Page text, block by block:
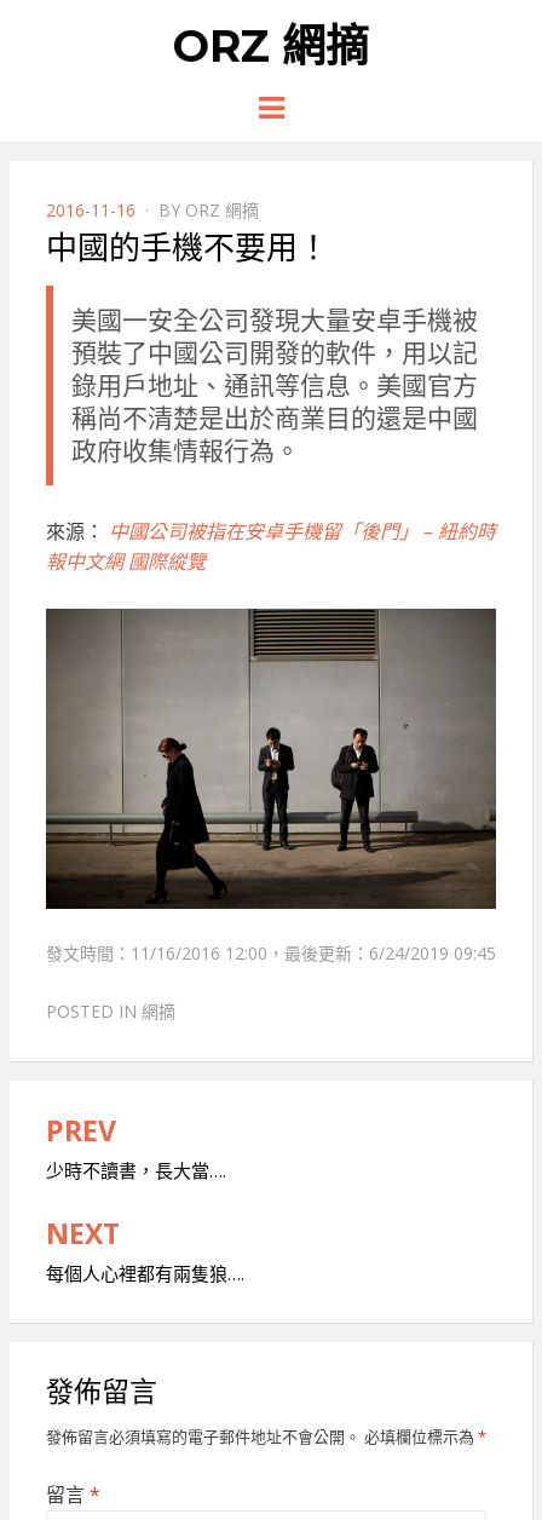
ORZ 網摘
Menu
POSTED
ON
2016-11-16 BY ORZ 網摘
中國的手機不要用！
美國一安全公司發現大量安卓手機被
預裝了中國公司開發的軟件，用以記
錄用戶地址、通訊等信息。美國官方
稱尚不清楚是出於商業目的還是中國
政府收集情報行為。
來源： 中國公司被指在安卓手機留「後門」 – 紐約時
報中文網 國際縱覽
發文時間：11/16/2016 12:00，最後更新：6/24/2019 09:45
POSTED IN 網摘
文
章
導
覽
PREV
少時不讀書，長大當….
NEXT
每個人心裡都有兩隻狼….
發佈留言
發佈留言必須填寫的電子郵件地址不會公開。 必填欄位標示為 *
留言*